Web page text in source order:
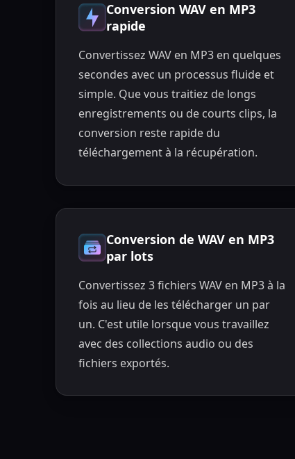
Conversion WAV en MP3
rapide
Convertissez WAV en MP3 en quelques
secondes avec un processus fluide et
simple. Que vous traitiez de longs
enregistrements ou de courts clips, la
conversion reste rapide du
téléchargement à la récupération.
Conversion de WAV en MP3
par lots
Convertissez 3 fichiers WAV en MP3 à la
fois au lieu de les télécharger un par
un. C'est utile lorsque vous travaillez
avec des collections audio ou des
fichiers exportés.